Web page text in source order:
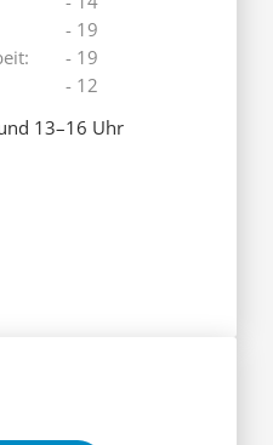
- 19
- 19
- 12
13–16 Uhr